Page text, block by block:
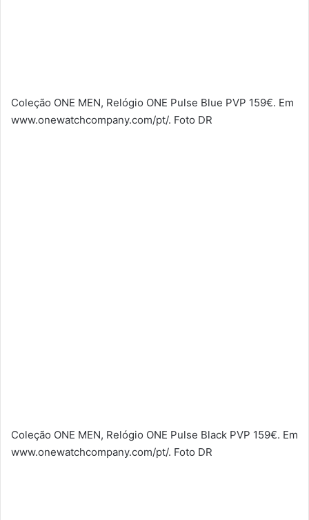
Coleção ONE MEN, Relógio ONE Pulse Blue PVP 159€. Em
www.onewatchcompany.com/pt/. Foto DR
Coleção ONE MEN, Relógio ONE Pulse Black PVP 159€. Em
www.onewatchcompany.com/pt/. Foto DR